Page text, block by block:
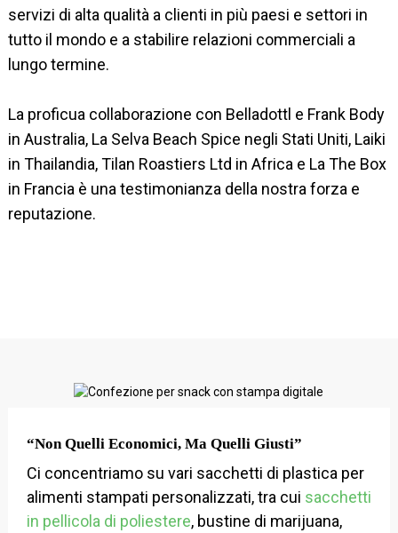
servizi di alta qualità a clienti in più paesi e settori in
tutto il mondo e a stabilire relazioni commerciali a
lungo termine.
La proficua collaborazione con Belladottl e Frank Body
in Australia, La Selva Beach Spice negli Stati Uniti, Laiki
in Thailandia, Tilan Roastiers Ltd in Africa e La The Box
in Francia è una testimonianza della nostra forza e
reputazione.
“Non Quelli Economici, Ma Quelli Giusti”
Ci concentriamo su vari sacchetti di plastica per
alimenti stampati personalizzati, tra cui sacchetti
in pellicola di poliestere, bustine di marijuana,